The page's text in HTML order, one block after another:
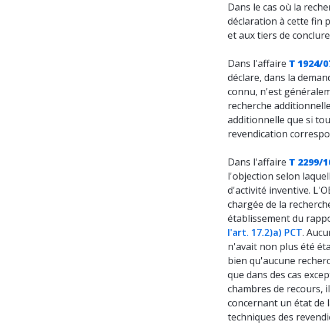
Dans le cas où la
déclaration à cette fin
et aux tiers de
Dans l'affaire T 1924/
déclare, dans la
connu, n'est
recherche
additionnelle que si
revendication
Dans l'affaire T 2299/
l'objection selon
d'activité inventive.
chargée de la
établissement du
l'art. 17.2)a) PCT.
n'avait non plus été
bien qu'aucune
que dans des cas
chambres de recours,
concernant un état de
techniques des